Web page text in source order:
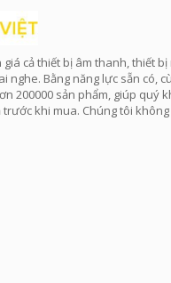
cả thiết bị âm thanh, thiết
nghe. Bằng năng lực sẵn có,
200000 sản phẩm, giúp quý
trước khi mua. Chúng tôi